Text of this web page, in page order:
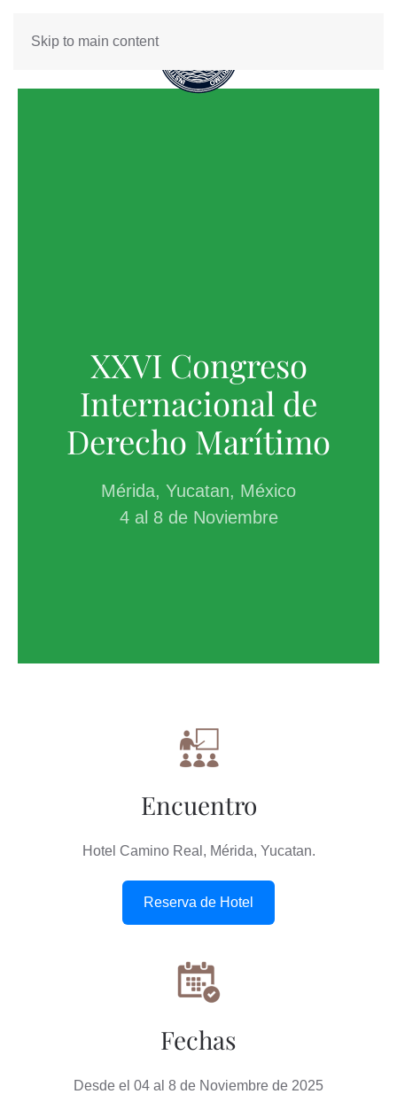
Skip to main content
XXVI Congreso
Internacional de
Derecho Marítimo
Mérida, Yucatan, México
4 al 8 de Noviembre
Encuentro
Hotel Camino Real, Mérida, Yucatan.
Reserva de Hotel
Fechas
Desde el 04 al 8 de Noviembre de 2025